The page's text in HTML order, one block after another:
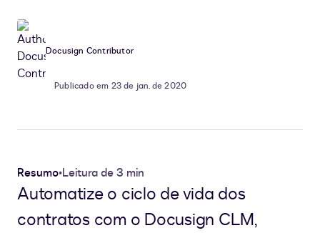
Docusign Contributor
Publicado em 23 de jan. de 2020
Resumo•Leitura de 3 min
Automatize o ciclo de vida dos
contratos com o Docusign CLM,